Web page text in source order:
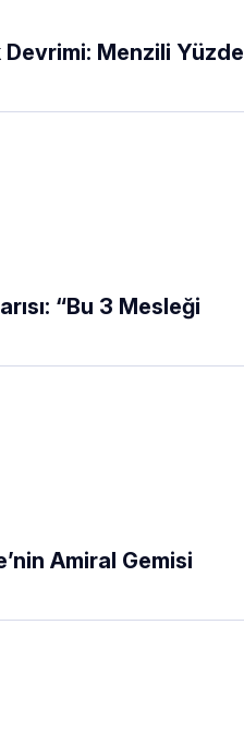
Menzili Yüzde
“Bu 3 Mesleği
Amiral Gemisi